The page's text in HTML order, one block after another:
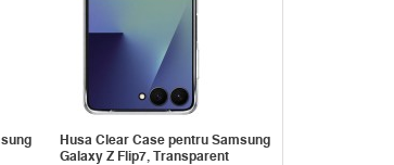
Husa Clear Case pentru Samsung
Galaxy Z Flip7, Transparent